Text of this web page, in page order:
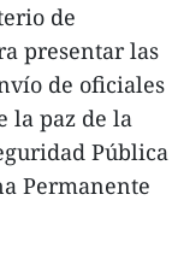
de
presentar las
de oficiales
la paz de la
Pública
Permanente